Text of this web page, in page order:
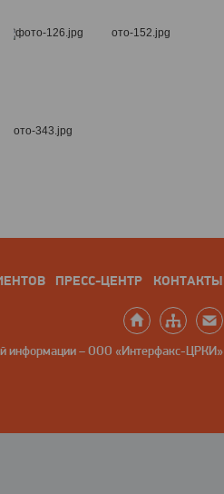
ПРЕСС-ЦЕНТР КОНТАКТЫ
информации – ООО «Интерфакс-ЦРКИ»